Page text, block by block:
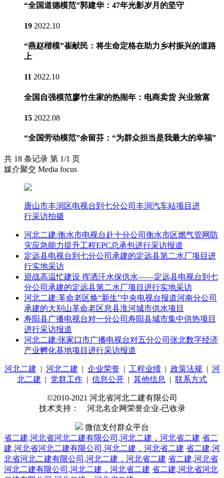
“全国道德模范”郭建华：47年光影岁月的坚守
19 2022.10
“燕赵楷模”崔献民：将生命定格在助力乡村振兴的道路
上
11 2022.10
全国自强模范廖竹生家的热闹年：电商卖货 兴业致富
15 2022.08
“全国劳动模范”余留芬：“为群众担当是我最大的幸福”
共 18 条记录 第 1/1 页
媒介聚交 Media focus
唐山市丰润区电视台到七分公司丰润汽车站项目进
行采访拍摄
河北二建:衡水市电视台赴十分公司衡水市区燃气管网防
灾应急能力提升工程EPC总承包进行采访报道
定远县电视台到七分公司承建的定远县第二水厂项目进
行实地采访
迎战高温忙建设 挥洒汗水保供水——定远县电视台到七
分公司承建的定远县第二水厂项目进行实地采访
河北二建:革命老区焕“新生”中央电视台报道河南分公司
承建的大别山革命老区息县淮河城市供水项目
寿阳县广播电视台对一分公司寿阳县城市集中供热项目
进行采访报道
河北二建:张家口市广播电视台对五分公司张北数字经济
产业孵化基地项目进行采访报道
河北二建 | 河北二建 | 企业荣誉| 工程业绩| 政策法规| 河
北二建 | 党群工作 | 信息公开 | 其他信息 | 联系方式
©2010-2021 河北省河北二建有限公司
技术支持： 河北名企网荣誉企业-已收录
微信支付群众平台
省二建,河北省河北二建有限公司,河北二建，河北省二建 省二
建,河北省河北二建有限公司,河北二建，河北省二建 省二建,河
北省河北二建有限公司,河北二建，河北省二建 省二建,河北省
河北二建有限公司,河北二建，河北省二建 省二建,河北省河北